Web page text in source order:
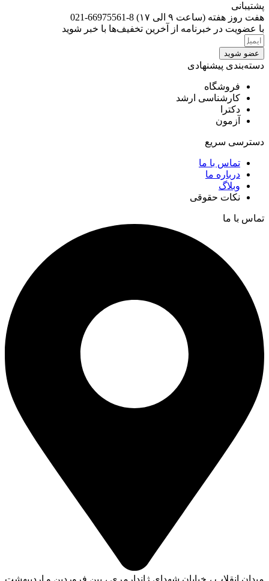
پشتیبانی
هفت روز هفته (ساعت ۹ الی ۱۷) 8-66975561-021
با عضویت در خبرنامه از آخرین تخفیف‌ها با خبر شوید
عضو شوید
دسته‌بندی پیشنهادی
فروشگاه
کارشناسی ارشد
دکترا
آزمون
دسترسی سریع
تماس با ما
درباره ما
وبلاگ
نکات حقوقی
تماس با ما